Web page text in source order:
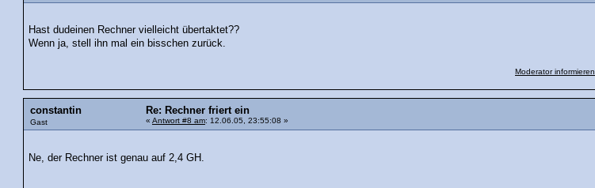
Hast dudeinen Rechner vielleicht übertaktet??
Wenn ja, stell ihn mal ein bisschen zurück.
Moderator informieren
constantin
Gast
Re: Rechner friert ein
« Antwort #8 am: 12.06.05, 23:55:08 »
Ne, der Rechner ist genau auf 2,4 GH.